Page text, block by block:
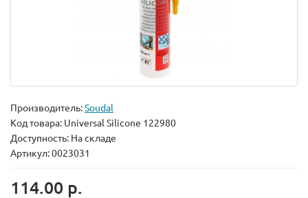
Производитель:Soudal
Код товара: Universal Silicone 122980
Доступность: На складе
Артикул: 0023031
114.00 р.